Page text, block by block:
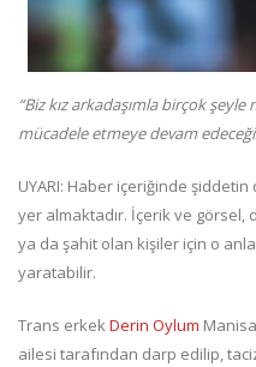
“Biz kız arkadaşımla birçok
mücadele etmeye devam
UYARI: Haber içeriğinde
yer almaktadır. İçerik ve görsel,
ya da şahit olan kişiler için o
yaratabilir.
Trans erkekDerin Oylum
ailesi tarafından darp edilip,